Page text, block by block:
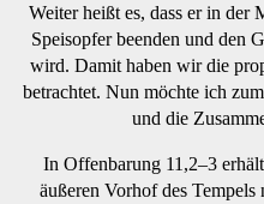
Weiter heißt es, dass er in der
Speisopfer beenden und den
wird. Damit haben wir die
betrachtet. Nun möchte ich
und die
In Offenbarung 11,2–3
äußeren Vorhof des